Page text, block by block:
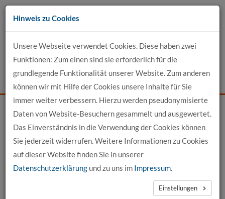
Zum
Inhalt
Events News Login Suche
Kontakt
Startseite News News-Detail
News aus der hochschule 21
Hinweis zu Cookies
Unsere Webseite verwendet Cookies. Diese haben zwei
Funktionen: Zum einen sind sie erforderlich für die
grundlegende Funktionalität unserer Website. Zum anderen
können wir mit Hilfe der Cookies unsere Inhalte für Sie
immer weiter verbessern. Hierzu werden pseudonymisierte
Daten von Website-Besuchern gesammelt und ausgewertet.
Das Einverständnis in die Verwendung der Cookies können
Sie jederzeit widerrufen. Weitere Informationen zu Cookies
auf dieser Website finden Sie in unserer
Datenschutzerklärung und zu uns im Impressum.
Einstellungen